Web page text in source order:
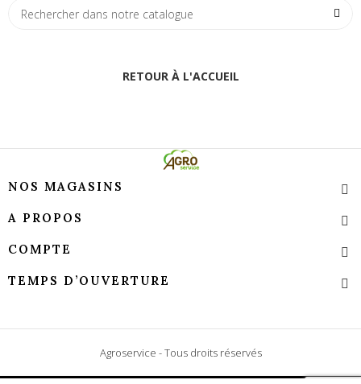
RETOUR À L'ACCUEIL
NOS MAGASINS
A PROPOS
COMPTE
TEMPS D’OUVERTURE
Agroservice - Tous droits réservés